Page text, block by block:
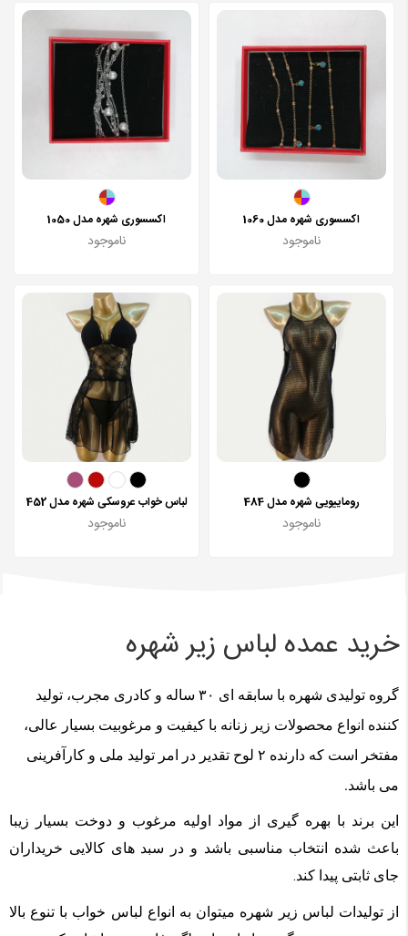
اکسسوری شهره مدل 1060
ناموجود
اکسسوری شهره مدل 1050
ناموجود
روماییویی شهره مدل 484
ناموجود
لباس خواب عروسکی شهره مدل 452
ناموجود
خرید عمده لباس زیر شهره
گروه تولیدی شهره با سابقه ای ۳۰ ساله و کادری مجرب، تولید
کننده انواع محصولات زیر زنانه با کیفیت و مرغوبیت بسیار عالی،
مفتخر است که دارنده ۲ لوح تقدیر در امر تولید ملی و کارآفرینی
می باشد.
این برند با بهره گیری از مواد اولیه مرغوب و دوخت بسیار زیبا
باعث شده انتخاب مناسبی باشد و در سبد های کالایی خریداران
جای ثابتی پیدا کند.
از تولیدات لباس زیر شهره میتوان به انواع لباس خواب با تنوع بالا